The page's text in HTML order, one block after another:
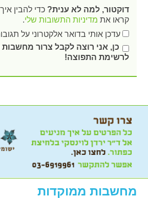
דוקטור, למה לא ענית? כדי להבין
קראו את מדיניות התשובות שלי.
עדכן אותי בדואר אלקטרוני על
כן, אני רוצה לקבל צרור מחשבות
לרשימת התפוצה!
מחשבות ממוקדות